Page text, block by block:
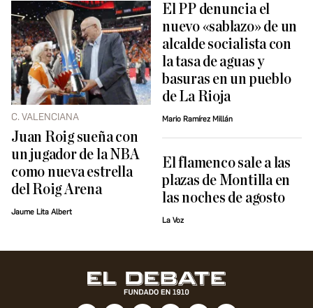
C. VALENCIANA
Juan Roig sueña con
un jugador de la NBA
como nueva estrella
del Roig Arena
Jaume Lita Albert
El PP denuncia el
nuevo «sablazo» de un
alcalde socialista con
la tasa de aguas y
basuras en un pueblo
de La Rioja
Mario Ramírez Millán
El flamenco sale a las
plazas de Montilla en
las noches de agosto
La Voz